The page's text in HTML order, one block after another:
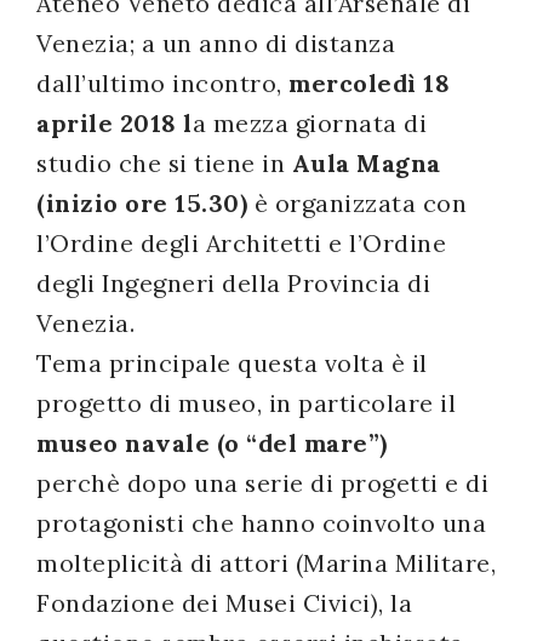
Venezia; a un anno di distanza
dall’ultimo incontro, mercoledì 18
aprile 2018 la mezza giornata di
studio che si tiene in Aula Magna
(inizio ore 15.30) è organizzata con
l’Ordine degli Architetti e l’Ordine
degli Ingegneri della Provincia di
Venezia.
Tema principale questa volta è il
progetto di museo, in particolare il
museo navale (o “del mare”)
perchè dopo una serie di progetti e di
protagonisti che hanno coinvolto una
molteplicità di attori (Marina Militare,
Fondazione dei Musei Civici), la
accordo
con il
decreto
legislativo
196/03
Registrazione
avvenuta con
successo!